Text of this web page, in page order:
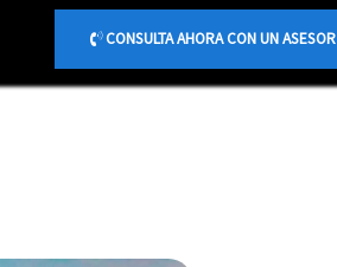
CONSULTA AHORA CON UN ASESOR